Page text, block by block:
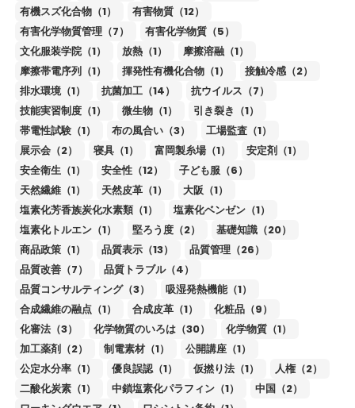
有機スズ化合物（1）
有害物質（12）
有害化学物質管理（7）
有害化学物質（5）
文化服装学院（1）
放熱（1）
摩擦溶融（1）
摩擦帯電序列（1）
揮発性有機化合物（1）
接触冷感（2）
排水環境（1）
抗菌加工（14）
抗ウイルス（7）
技能実習制度（1）
微生物（1）
引き裂き（1）
帯電性試験（1）
布の風合い（3）
工場監査（1）
展示会（2）
寝具（1） 富岡製糸場（1）
安定剤（1）
安全衛生（1）
安全性（12）
子ども服（6）
天然繊維（1）
天然皮革（1）
大阪（1）
塩素化芳香族炭化水素類（1）
塩素化ベンゼン（1）
塩素化トルエン（1）
堅ろう度（2）
基礎知識（20）
商品政策（1）
品質表示（13）
品質管理（26）
品質改善（7）
品質トラブル（4）
品質コンサルティング（3）
吸湿発熱機能（1）
合成繊維の融点（1）
合成皮革（1）
化粧品（9）
化審法（3）
化学物質のいろは（30）
化学物質（1）
加工薬剤（2）
制電素材（1）
公開講座（1）
公定水分率（1）
優良誤認（1） 仮撚り法（1）
人権（2）
二酸化炭素（1）
中鎖塩素化パラフィン（1）
中国（2）